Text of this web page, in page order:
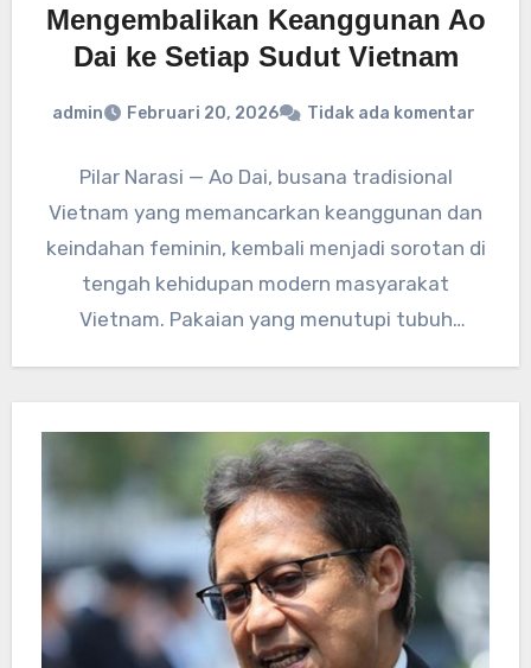
Mengembalikan Keanggunan Ao
Dai ke Setiap Sudut Vietnam
admin Februari 20, 2026 Tidak ada komentar
Pilar Narasi — Ao Dai, busana tradisional
Vietnam yang memancarkan keanggunan dan
keindahan feminin, kembali menjadi sorotan di
tengah kehidupan modern masyarakat
Vietnam. Pakaian yang menutupi tubuh